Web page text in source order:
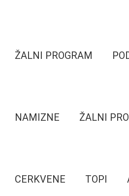
ŽALNI PROGRAM
NAMIZNE ŽALNI
CERKVENE TOPI